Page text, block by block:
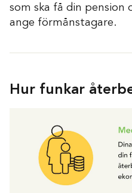
som ska få din
ange förmånstagare.
Hur funkar